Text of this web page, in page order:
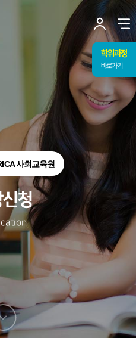
유저
토글
메뉴
사
열
학위과정
바로가기
사회교육원
청
다음
섹션으로